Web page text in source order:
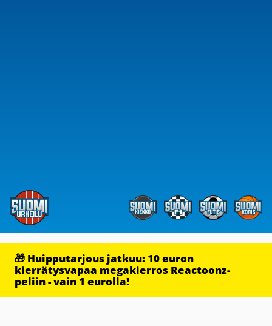
🎁 Huipputarjous jatkuu: 10 euron
kierrätysvapaa megakierros Reactoonz-
peliin - vain 1 eurolla!